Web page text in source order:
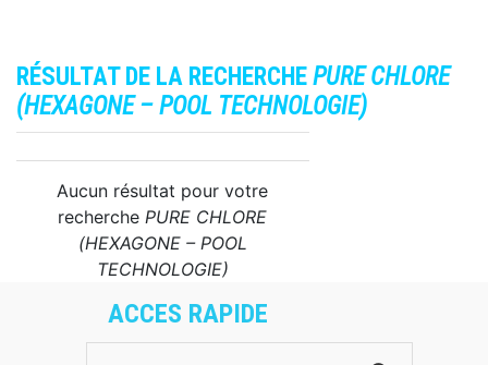
RÉSULTAT DE LA RECHERCHEPURE CHLORE
(HEXAGONE – POOL TECHNOLOGIE)
Aucun résultat pour votre
recherchePURE CHLORE
(HEXAGONE – POOL
TECHNOLOGIE)
ACCES RAPIDE